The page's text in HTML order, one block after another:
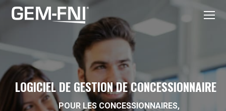
LOGICIEL DE GESTION DE CONCESSIONNAIRE
POUR LES CONCESSIONNAIRES,